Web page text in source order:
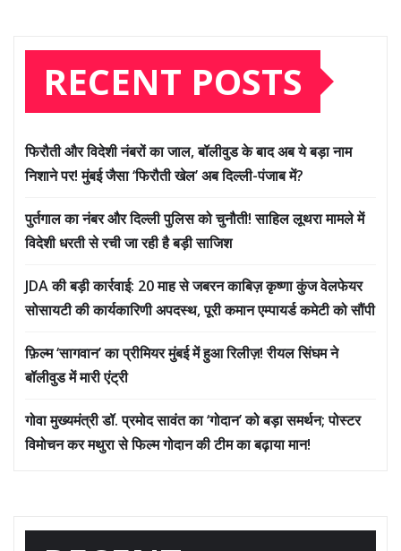
RECENT POSTS
फिरौती और विदेशी नंबरों का जाल, बॉलीवुड के बाद अब ये बड़ा नाम
निशाने पर! मुंबई जैसा ‘फिरौती खेल’ अब दिल्ली-पंजाब में?
पुर्तगाल का नंबर और दिल्ली पुलिस को चुनौती! साहिल लूथरा मामले में
विदेशी धरती से रची जा रही है बड़ी साजिश
JDA की बड़ी कार्रवाई: 20 माह से जबरन काबिज़ कृष्णा कुंज वेलफेयर
सोसायटी की कार्यकारिणी अपदस्थ, पूरी कमान एम्पायर्ड कमेटी को सौंपी
फ़िल्म ‘सागवान’ का प्रीमियर मुंबई में हुआ रिलीज़! रीयल सिंघम ने
बॉलीवुड में मारी एंट्री
गोवा मुख्यमंत्री डॉ. प्रमोद सावंत का ‘गोदान’ को बड़ा समर्थन; पोस्टर
विमोचन कर मथुरा से फिल्म गोदान की टीम का बढ़ाया मान!